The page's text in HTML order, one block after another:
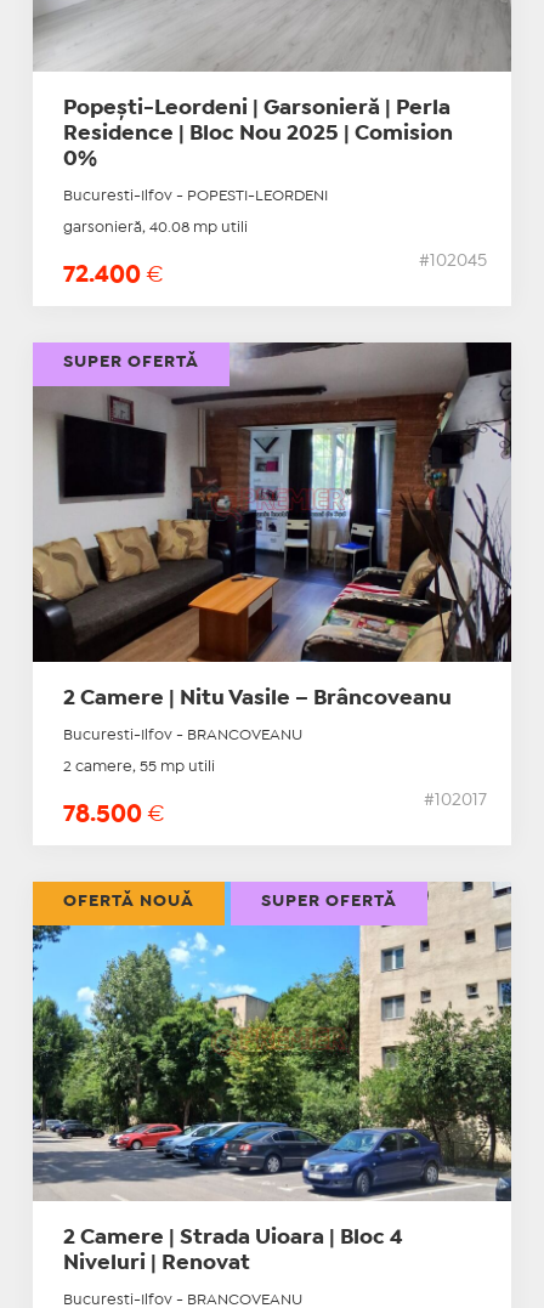
Popești-Leordeni | Garsonieră | Perla
Residence | Bloc Nou 2025 | Comision
0%
Bucuresti-Ilfov - POPESTI-LEORDENI
garsonieră, 40.08 mp utili
72.400 €
#102045
2 Camere | Nitu Vasile – Brâncoveanu
Bucuresti-Ilfov - BRANCOVEANU
2 camere, 55 mp utili
78.500 €
#102017
SUPER OFERTĂ
2 Camere | Strada Uioara | Bloc 4
Niveluri | Renovat
Bucuresti-Ilfov - BRANCOVEANU
OFERTĂ NOUĂ SUPER OFERTĂ